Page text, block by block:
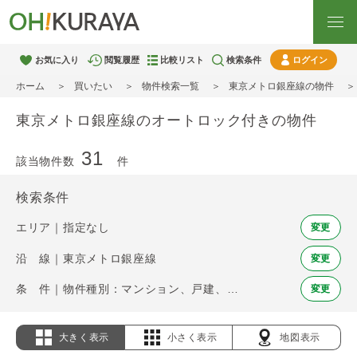
お気に入り 閲覧履歴 比較リスト 検索条件 ログイン
ホーム 買いたい 物件検索一覧 東京メトロ銀座線の物件
東京メトロ銀座線のオートロック付きの物件
該当物件数 31 件
検索条件
エリア｜指定なし 変更
沿 線｜東京メトロ銀座線 変更
変更
大きく表示 小さく表示 地図表示